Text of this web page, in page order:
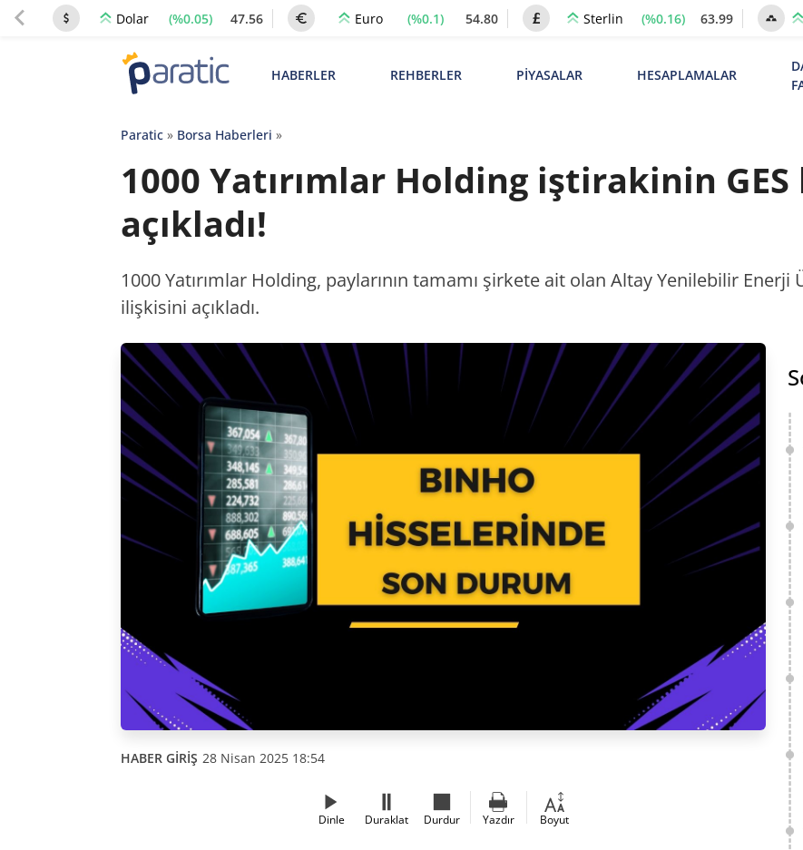
Dolar (%0.05) 47.56 Euro (%0.1) 54.80 Sterlin (%0.16) 63.99
HABERLER REHBERLER PİYASALAR HESAPLAMALAR
Paratic» Borsa Haberleri »
1000 Yatırımlar Holding iştirakinin
açıkladı!
1000 Yatırımlar Holding, paylarının tamamı şirkete ait olan Altay Yenilebilir Enerji
ilişkisini açıkladı.
HABER GİRİŞ 28 Nisan 2025 18:54
Dinle Duraklat Durdur Yazdır Boyut